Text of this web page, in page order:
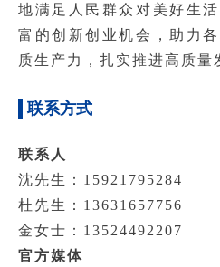
地满足人民群众对美好生
富的创新创业机会，助力
质生产力，扎实推进高质量
联系方式
联系人
沈先生：15921795284
杜先生：13631657756
金女士：13524492207
官方媒体